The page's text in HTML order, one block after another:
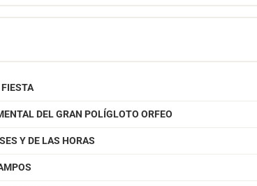
DEL GRAN POLÍGLOTO ORFEO
Y DE LAS HORAS